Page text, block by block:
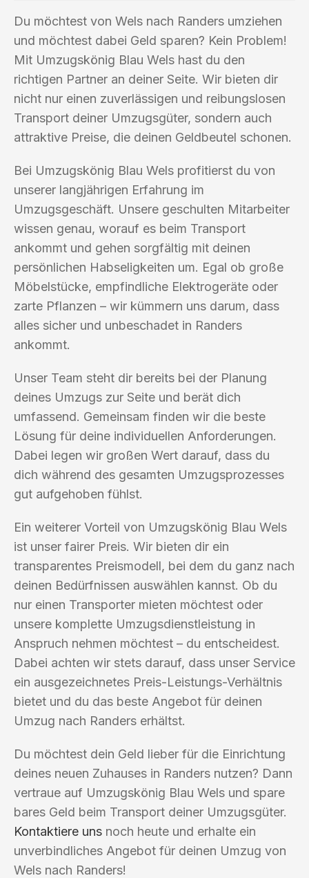
Du möchtest von Wels nach Randers umziehen
und möchtest dabei Geld sparen? Kein Problem!
Mit Umzugskönig Blau Wels hast du den
richtigen Partner an deiner Seite. Wir bieten dir
nicht nur einen zuverlässigen und reibungslosen
Transport deiner Umzugsgüter, sondern auch
attraktive Preise, die deinen Geldbeutel schonen.
Bei Umzugskönig Blau Wels profitierst du von
unserer langjährigen Erfahrung im
Umzugsgeschäft. Unsere geschulten Mitarbeiter
wissen genau, worauf es beim Transport
ankommt und gehen sorgfältig mit deinen
persönlichen Habseligkeiten um. Egal ob große
Möbelstücke, empfindliche Elektrogeräte oder
zarte Pflanzen – wir kümmern uns darum, dass
alles sicher und unbeschadet in Randers
ankommt.
Unser Team steht dir bereits bei der Planung
deines Umzugs zur Seite und berät dich
umfassend. Gemeinsam finden wir die beste
Lösung für deine individuellen Anforderungen.
Dabei legen wir großen Wert darauf, dass du
dich während des gesamten Umzugsprozesses
gut aufgehoben fühlst.
Ein weiterer Vorteil von Umzugskönig Blau Wels
ist unser fairer Preis. Wir bieten dir ein
transparentes Preismodell, bei dem du ganz nach
deinen Bedürfnissen auswählen kannst. Ob du
nur einen Transporter mieten möchtest oder
unsere komplette Umzugsdienstleistung in
Anspruch nehmen möchtest – du entscheidest.
Dabei achten wir stets darauf, dass unser Service
ein ausgezeichnetes Preis-Leistungs-Verhältnis
bietet und du das beste Angebot für deinen
Umzug nach Randers erhältst.
Du möchtest dein Geld lieber für die Einrichtung
deines neuen Zuhauses in Randers nutzen? Dann
vertraue auf Umzugskönig Blau Wels und spare
bares Geld beim Transport deiner Umzugsgüter.
Kontaktiere uns noch heute und erhalte ein
unverbindliches Angebot für deinen Umzug von
Wels nach Randers!